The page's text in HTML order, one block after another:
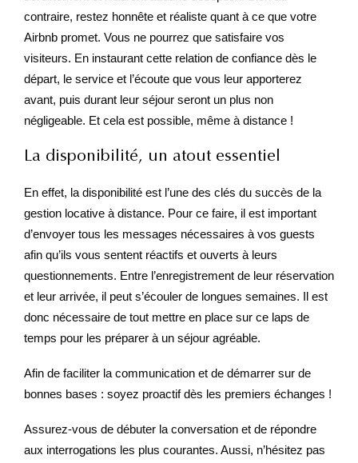
contraire, restez honnête et réaliste quant à ce que votre
Airbnb promet. Vous ne pourrez que satisfaire vos
visiteurs. En instaurant cette relation de confiance dès le
départ, le service et l’écoute que vous leur apporterez
avant, puis durant leur séjour seront un plus non
négligeable. Et cela est possible, même à distance !
La disponibilité, un atout essentiel
En effet, la disponibilité est l’une des clés du succès de la
gestion locative à distance. Pour ce faire, il est important
d’envoyer tous les messages nécessaires à vos guests
afin qu’ils vous sentent réactifs et ouverts à leurs
questionnements. Entre l’enregistrement de leur réservation
et leur arrivée, il peut s’écouler de longues semaines. Il est
donc nécessaire de tout mettre en place sur ce laps de
temps pour les préparer à un séjour agréable.
Afin de faciliter la communication et de démarrer sur de
bonnes bases : soyez proactif dès les premiers échanges !
Assurez-vous de débuter la conversation et de répondre
aux interrogations les plus courantes. Aussi, n’hésitez pas